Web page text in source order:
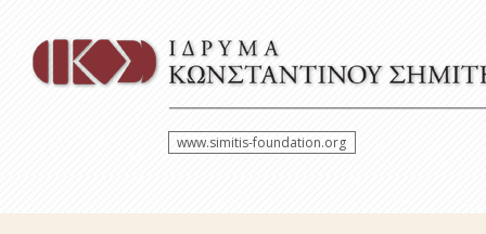
www.simitis-foundation.org